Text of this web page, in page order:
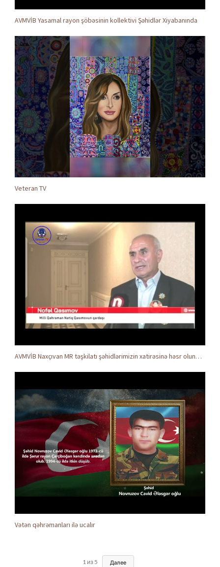
AVMVİB Yasamal rayon şöbəsinin kollektivi Şəhidlər Xiyabanında
Veteran TV
AVMVİB Naxçıvan MR təşkilatı şəhidlərimizin xatirəsinə həsr olunmuş tədbir keçirdi
Vətən qəhrəmanları ilə ucalır
1 из 5 Далее